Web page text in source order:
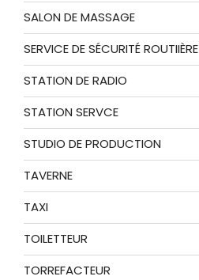
SALON DE MASSAGE
SERVICE DE SÉCURITÉ ROUTIIÈRE
STATION DE RADIO
STATION SERVCE
STUDIO DE PRODUCTION
TAVERNE
TAXI
TOILETTEUR
TORREFACTEUR